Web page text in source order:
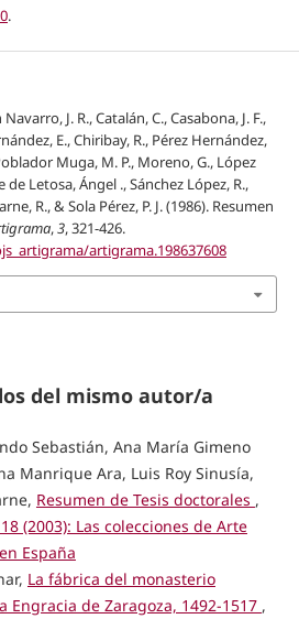
.
J. R., Catalán, C., Casabona, J. F.,
E., Chiribay, R., Pérez Hernández,
Muga, M. P., Moreno, G., López
Letosa, Ángel ., Sánchez López, R.,
R., & Sola Pérez, P. J. (1986). Resumen
,3, 321-426.
artigrama.198637608
del mismo autor/a
Sebastián, Ana María Gimeno
Manrique Ara, Luis Roy Sinusía,
Resumen de Tesis doctorales ,
(2003): Las colecciones de Arte
España
La fábrica del monasterio
Engracia de Zaragoza, 1492-1517 ,